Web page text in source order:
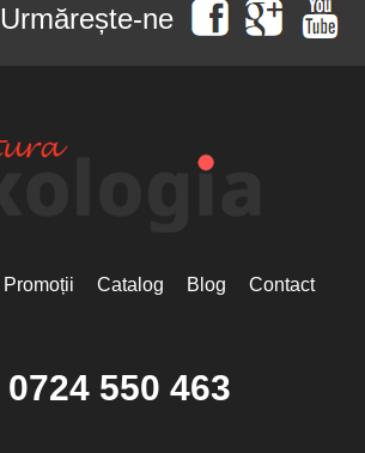
Urmărește-ne
Promoții Catalog Blog Contact
0724 550 463